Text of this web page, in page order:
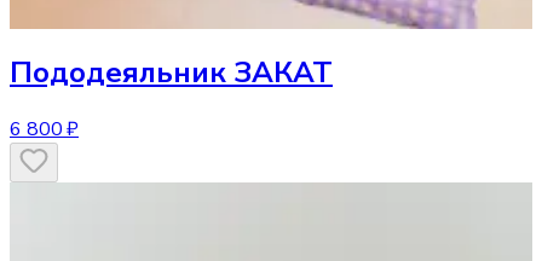
Пододеяльник ЗАКАТ
6 800 ₽